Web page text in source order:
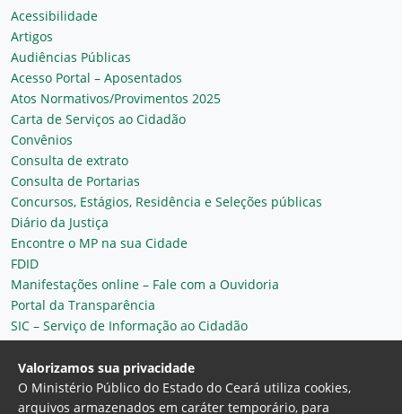
Acessibilidade
Artigos
Audiências Públicas
Acesso Portal – Aposentados
Atos Normativos/Provimentos 2025
Carta de Serviços ao Cidadão
Convênios
Consulta de extrato
Consulta de Portarias
Concursos, Estágios, Residência e Seleções públicas
Diário da Justiça
Encontre o MP na sua Cidade
FDID
Manifestações online – Fale com a Ouvidoria
Portal da Transparência
SIC – Serviço de Informação ao Cidadão
Plantão MP do Ceará
Secretaria Geral
Valorizamos sua privacidade
O Ministério Público do Estado do Ceará utiliza cookies,
arquivos armazenados em caráter temporário, para